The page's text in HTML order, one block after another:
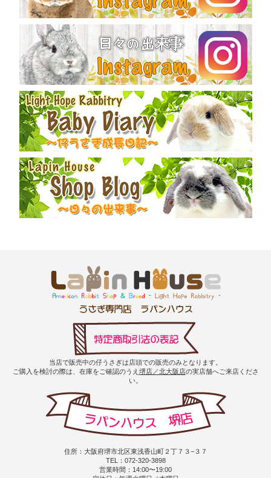
当店で販売中の仔うさぎは店頭での販売のみとなります。
ご購入を検討の際は、在庫をご確認のうえ 堺店／北大阪店の実店舗へご来店くださ
い。
住所：大阪府堺市北区東浅香山町２丁７３−３７
TEL：072-320-3898
営業時間：14:00〜19:00